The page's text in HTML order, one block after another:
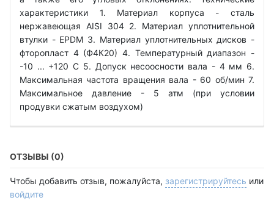
характеристики 1. Материал корпуса - сталь
нержавеющая AISI 304 2. Материал уплотнительной
втулки - EPDM 3. Материал уплотнительных дисков -
фторопласт 4 (Ф4К20) 4. Температурный диапазон -
-10 ... +120 С 5. Допуск несоосности вала - 4 мм 6.
Максимальная частота вращения вала - 60 об/мин 7.
Максимальное давление - 5 атм (при условии
продувки сжатым воздухом)
ОТЗЫВЫ (0)
Чтобы добавить отзыв, пожалуйста, зарегистрируйтесь или
войдите